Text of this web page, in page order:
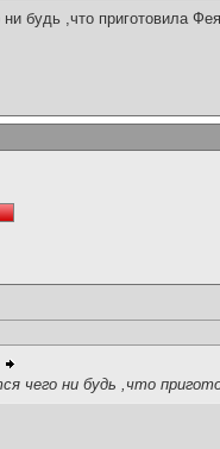
ни будь ,что приготовила
чего ни будь ,что